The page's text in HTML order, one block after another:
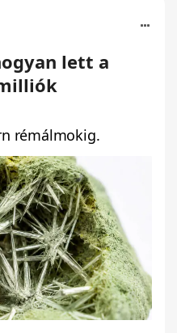
lett a
rémálmokig.